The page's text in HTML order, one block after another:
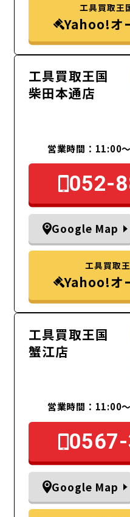
工具買取王
Yahoo!オ
工具買取王国
柴田本通店
営業時間：11:00
052-
Google Map
工具買取
Yahoo!オ
工具買取王国
蟹江店
営業時間：11:00
Google Map